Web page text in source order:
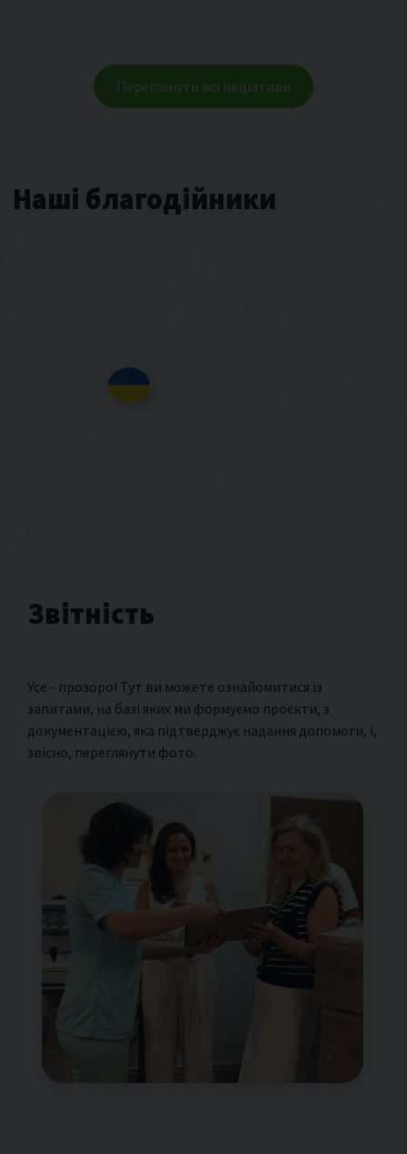
Переглянути всі ініціативи
Наші благодійники
Звітність
Усе - прозоро! Тут ви можете ознайомитися із
запитами, на базі яких ми формуємо проєкти, з
документацією, яка підтверджує надання допомоги, і,
звісно, переглянути фото.